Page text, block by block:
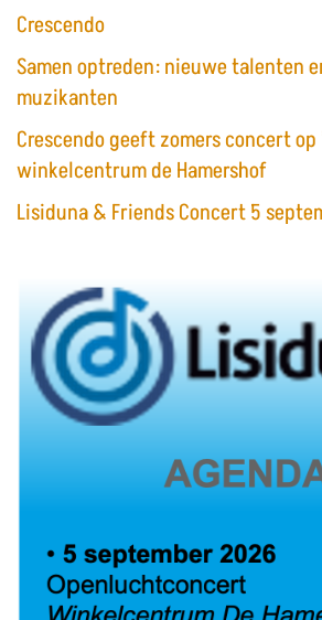
Crescendo
Samen optreden: nieuwe talenten
muzikanten
Crescendo geeft zomers concert op
winkelcentrum de Hamershof
Lisiduna & Friends Concert 5